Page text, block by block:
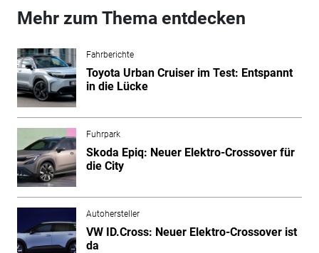
Mehr zum Thema entdecken
Fahrberichte
Toyota Urban Cruiser im Test: Entspannt
in die Lücke
Fuhrpark
Skoda Epiq: Neuer Elektro-Crossover für
die City
Autohersteller
VW ID.Cross: Neuer Elektro-Crossover ist
da